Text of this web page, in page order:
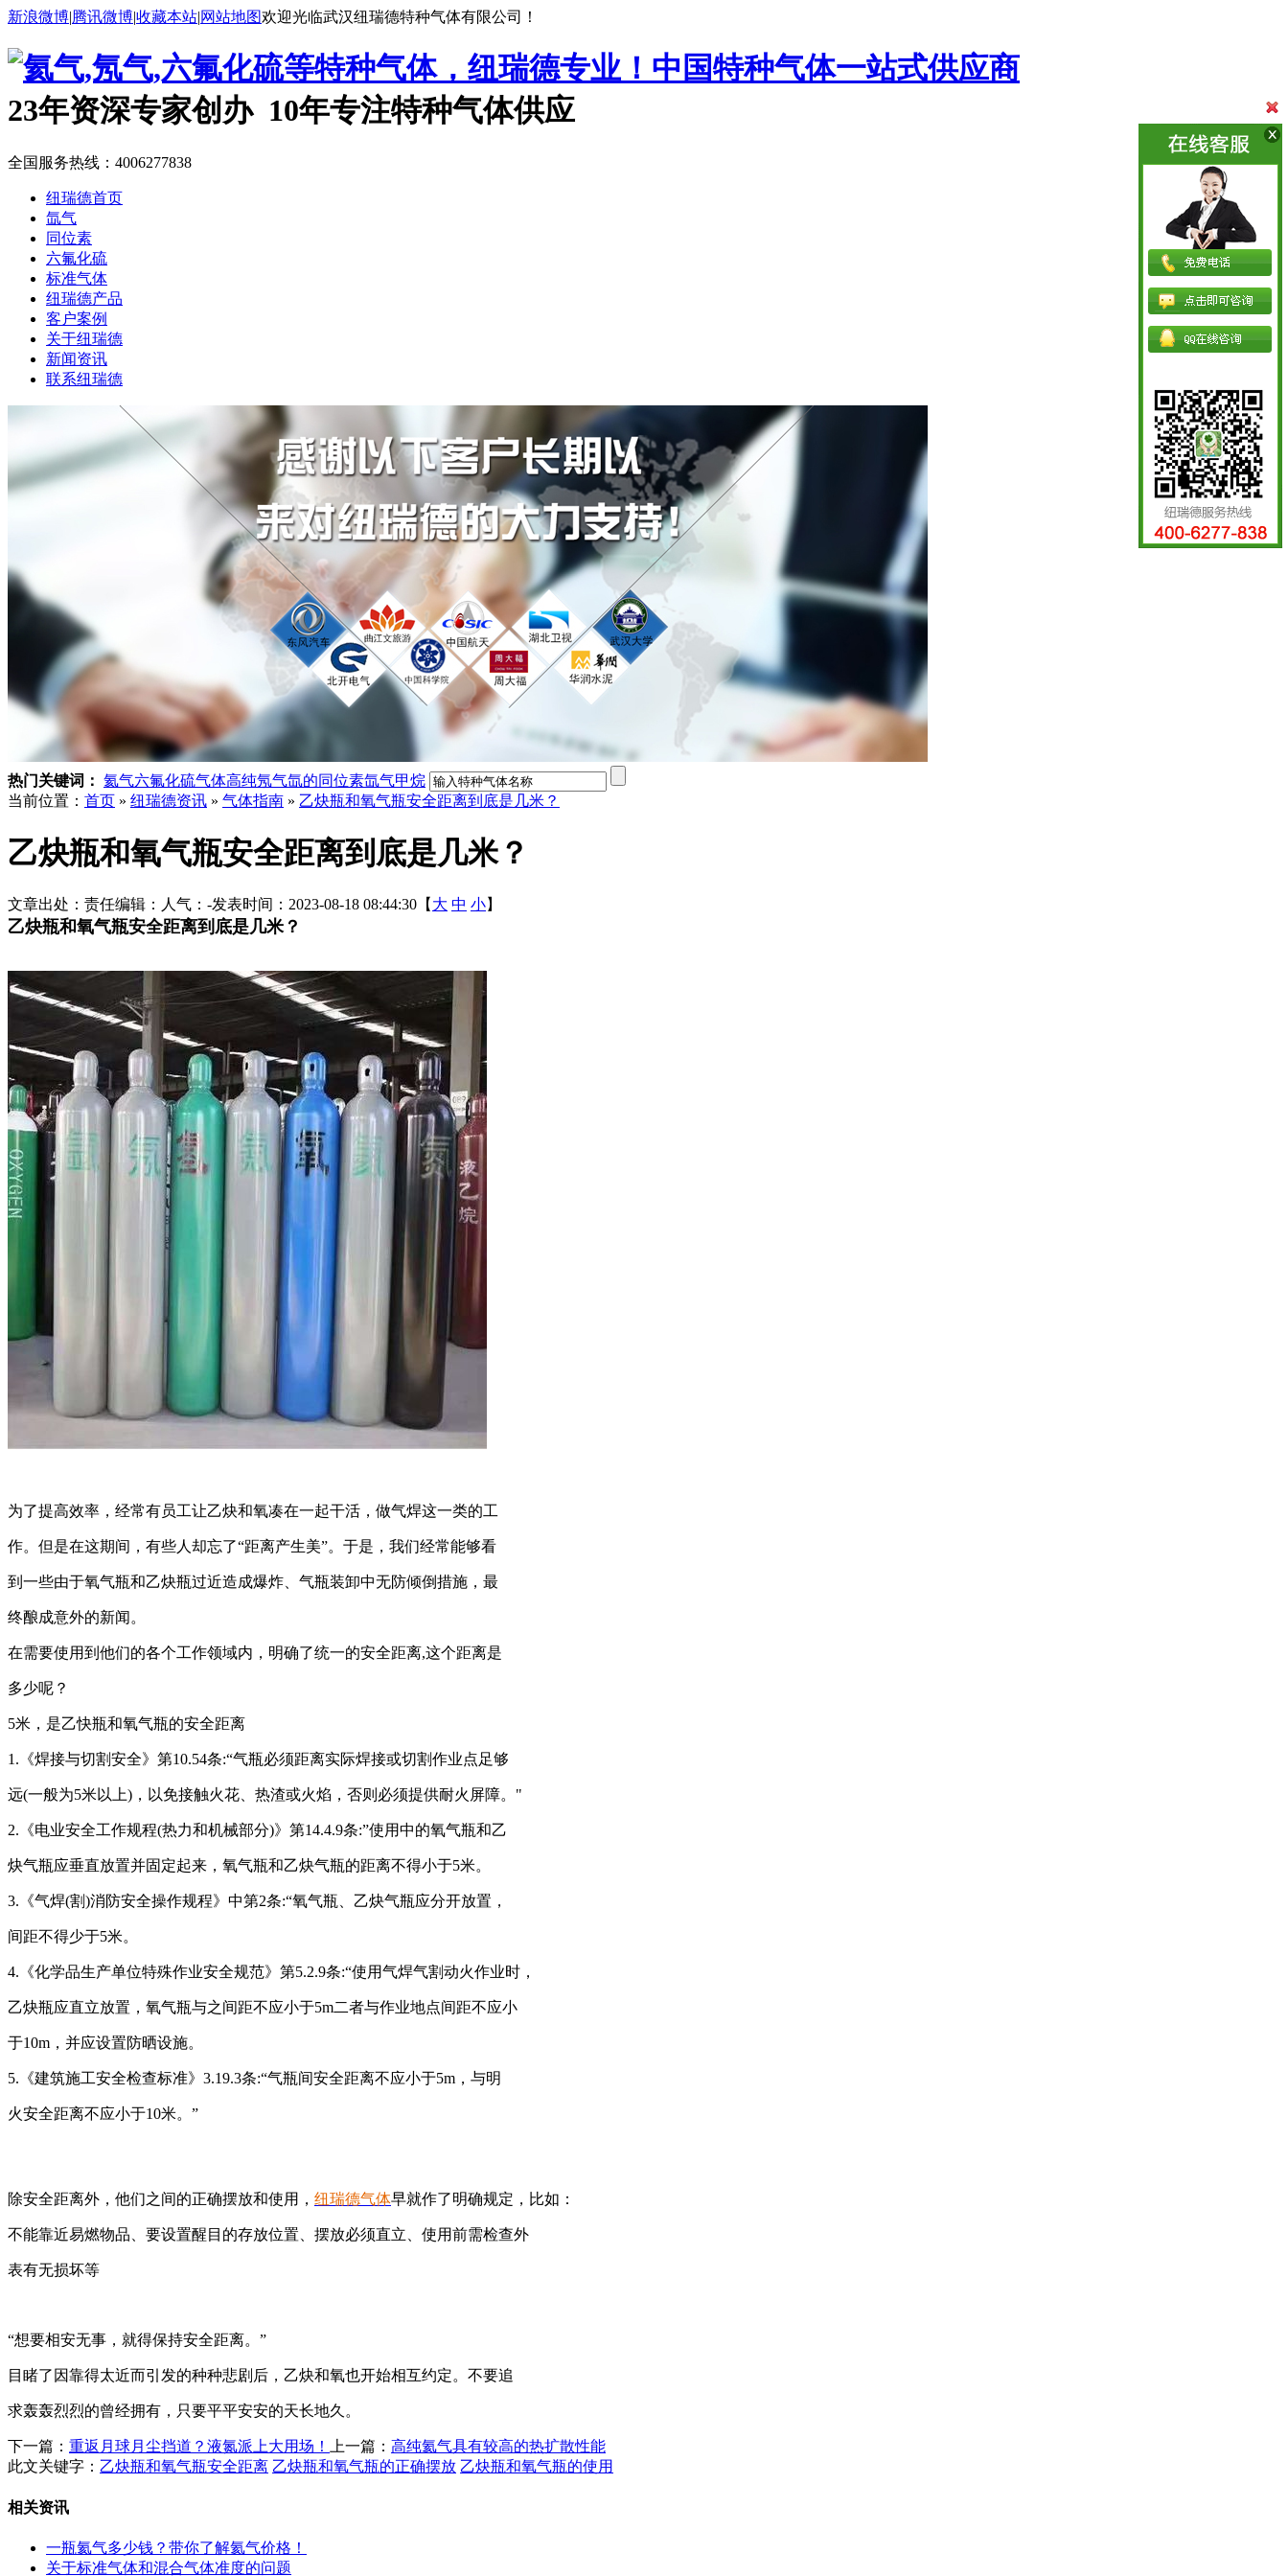
新浪微博|腾讯微博|收藏本站|网站地图欢迎光临武汉纽瑞德特种气体有限公司！
中国特种气体一站式供应商
23年资深专家创办 10年专注特种气体供应
全国服务热线： 4006277838
纽瑞德首页
氙气
同位素
六氟化硫
标准气体
纽瑞德产品
客户案例
关于纽瑞德
新闻资讯
联系纽瑞德
热门关键词： 氦气六氟化硫气体高纯氖气氙的同位素氙气甲烷
当前位置： 首页 » 纽瑞德资讯 » 气体指南 » 乙炔瓶和氧气瓶安全距离到底是几米？
乙炔瓶和氧气瓶安全距离到底是几米？
文章出处： 责任编辑： 人气： -发表时间：2023-08-18 08:44:30【 大 中 小】
乙炔瓶和氧气瓶安全距离到底是几米？
为了提高效率，经常有员工让乙炔和氧凑在一起干活，做气焊这一类的工
作。但是在这期间，有些人却忘了“距离产生美”。于是，我们经常能够看
到一些由于氧气瓶和乙炔瓶过近造成爆炸、气瓶装卸中无防倾倒措施，最
终酿成意外的新闻。
在需要使用到他们的各个工作领域内，明确了统一的安全距离,这个距离是
多少呢？
5米，是乙快瓶和氧气瓶的安全距离
1.《焊接与切割安全》第10.54条:“气瓶必须距离实际焊接或切割作业点足够
远(一般为5米以上)，以免接触火花、热渣或火焰，否则必须提供耐火屏障。"
2.《电业安全工作规程(热力和机械部分)》第14.4.9条:”使用中的氧气瓶和乙
炔气瓶应垂直放置并固定起来，氧气瓶和乙炔气瓶的距离不得小于5米。
3.《气焊(割)消防安全操作规程》中第2条:“氧气瓶、乙炔气瓶应分开放置，
间距不得少于5米。
4.《化学品生产单位特殊作业安全规范》第5.2.9条:“使用气焊气割动火作业时，
乙炔瓶应直立放置，氧气瓶与之间距不应小于5m二者与作业地点间距不应小
于10m，并应设置防晒设施。
5.《建筑施工安全检查标准》3.19.3条:“气瓶间安全距离不应小于5m，与明
火安全距离不应小于10米。”
除安全距离外，他们之间的正确摆放和使用， 纽瑞德气体早就作了明确规定，比如：
不能靠近易燃物品、要设置醒目的存放位置、摆放必须直立、使用前需检查外
表有无损坏等
“想要相安无事，就得保持安全距离。”
目睹了因靠得太近而引发的种种悲剧后，乙炔和氧也开始相互约定。不要追
求轰轰烈烈的曾经拥有，只要平平安安的天长地久。
下一篇： 重返月球月尘挡道？液氮派上大用场！ 上一篇： 高纯氦气具有较高的热扩散性能
此文关键字： 乙炔瓶和氧气瓶安全距离 乙炔瓶和氧气瓶的正确摆放 乙炔瓶和氧气瓶的使用
相关资讯
一瓶氦气多少钱？带你了解氦气价格！
关于标准气体和混合气体准度的问题